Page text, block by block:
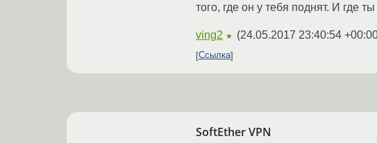
того, где он у тебя поднят. И где
ving2 ★ (24.05.2017 23:40:54
Ссылка
SoftEther VPN